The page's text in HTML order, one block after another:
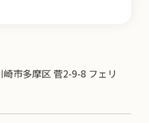
市多摩区 菅2-9-8 フェリ